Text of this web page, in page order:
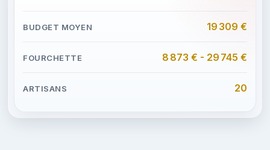
19 309 €
8 873 € - 29 745 €
20